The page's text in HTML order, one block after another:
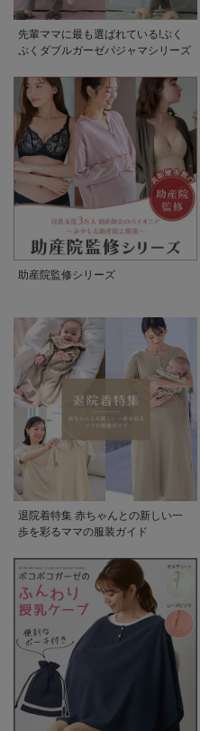
先輩ママに最も選ばれている!ぷく
ぷくダブルガーゼパジャマシリーズ
助産院監修シリーズ
退院着特集 赤ちゃんとの新しい一
歩を彩るママの服装ガイド